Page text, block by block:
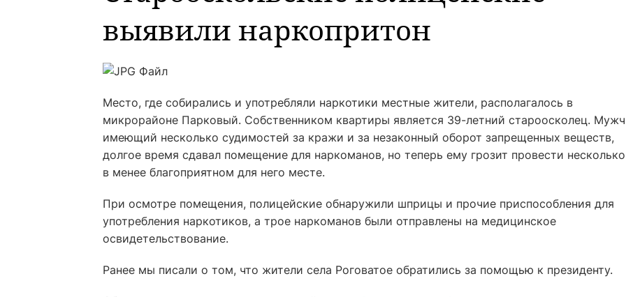
выявили наркопритон
Место, где собирались и употребляли наркотики местные жители, располагалось в
микрорайоне Парковый. Собственником квартиры является 39-летний староосколец.
имеющий несколько судимостей за кражи и за незаконный оборот запрещенных веществ,
долгое время сдавал помещение для наркоманов, но теперь ему грозит провести
в менее благоприятном для него месте.
При осмотре помещения, полицейские обнаружили шприцы и прочие приспособления для
употребления наркотиков, а трое наркоманов были отправлены на медицинское
освидетельствование.
Ранее мы писали о том, что жители села Роговатое обратились за помощью к президенту.